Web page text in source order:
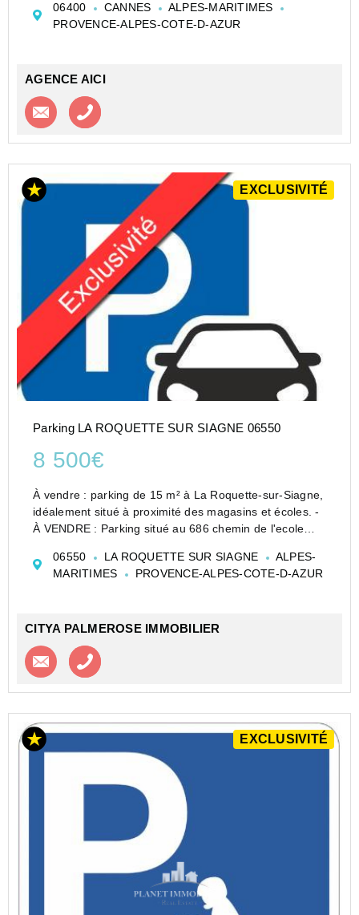
06400
CANNES
ALPES-MARITIMES
PROVENCE-ALPES-COTE-D-AZUR
AGENCE AICI
Contacter l'agence
EXCLUSIVITÉ
Parking LA ROQUETTE SUR SIAGNE 06550
8 500€
À vendre : parking de 15 m² à La Roquette-sur-Siagne,
idéalement situé à proximité des magasins et écoles. -
À VENDRE : Parking situé au 686 chemin de l'ecole
Nous vous proposons un espace de stationnement
idéalemen...
06550 LA ROQUETTE SUR SIAGNE
ALPES-
MARITIMES
PROVENCE-ALPES-COTE-D-AZUR
CITYA PALMEROSE IMMOBILIER
Contacter l'agence
EXCLUSIVITÉ